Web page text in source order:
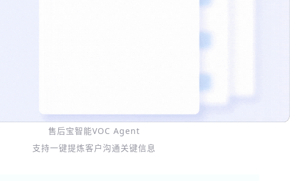
售后宝智能VOC Agent
支持一键提炼客户沟通关键信息